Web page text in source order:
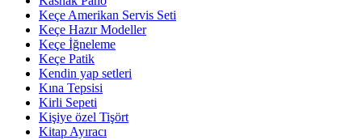
Keçe Amerikan Servis Seti
Keçe Hazır Modeller
Keçe İğneleme
Keçe Patik
Kendin yap setleri
Kına Tepsisi
Kirli Sepeti
Kişiye özel Tişört
Kitap Ayıracı